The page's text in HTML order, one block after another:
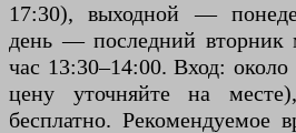
17:30), выходной —
день — последний вторник
час 13:30–14:00. Вход:
цену уточняйте на
бесплатно. Рекомендуемое